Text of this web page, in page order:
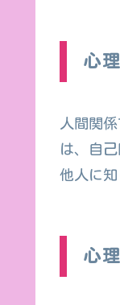
心
人間関
は、自
他人に
心